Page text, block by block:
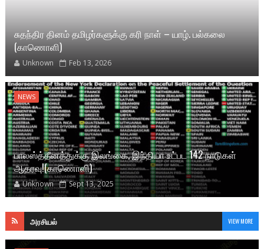
சுதந்திர தினம் தமிழர்களுக்கு கரி நாள் – யாழ். பல்கலை
(காணொளி)
Unknown Feb 13, 2026
NEWS
பாலஸ்த்தீனத்துக்கு இலங்கை, இந்தியா உட்பட 142 நாடுகள்
ஆதரவு!(காணொளி)
Unknown Sept 13, 2025
அரசியல் VIEW MORE